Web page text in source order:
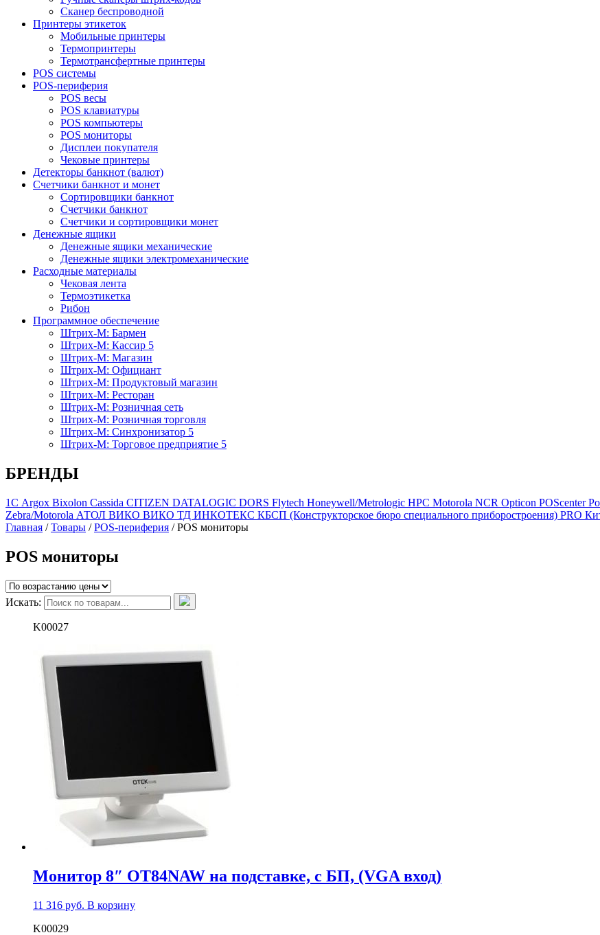
Сканер беспроводной
Принтеры этикеток
Мобильные принтеры
Термопринтеры
Термотрансфертные принтеры
POS системы
POS-периферия
POS весы
POS клавиатуры
POS компьютеры
POS мониторы
Дисплеи покупателя
Чековые принтеры
Детекторы банкнот (валют)
Счетчики банкнот и монет
Сортировщики банкнот
Счетчики банкнот
Счетчики и сортировщики монет
Денежные ящики
Денежные ящики механические
Денежные ящики электромеханические
Расходные материалы
Чековая лента
Термоэтикетка
Рибон
Программное обеспечение
Штрих-М: Бармен
Штрих-М: Кассир 5
Штрих-М: Магазин
Штрих-М: Официант
Штрих-М: Продуктовый магазин
Штрих-М: Ресторан
Штрих-М: Розничная сеть
Штрих-М: Розничная торговля
Штрих-М: Синхронизатор 5
Штрих-М: Торговое предприятие 5
БРЕНДЫ
1С Argox Bixolon Cassida CITIZEN DATALOGIC DORS Flytech Honeywell/Metrologic HPC Motorola NCR Opticon POScenter
Zebra/Motorola АТОЛ ВИКО ВИКО ТД ИНКОТЕКС КБСП (Конструкторское бюро специального приборостроения) PRO
Главная /Товары /POS-периферия /POS мониторы
POS мониторы
Искать:
K00027
Монитор 8″ OT84NAW на подставке, с БП, (VGA вход)
11 316 руб. В корзину
K00029